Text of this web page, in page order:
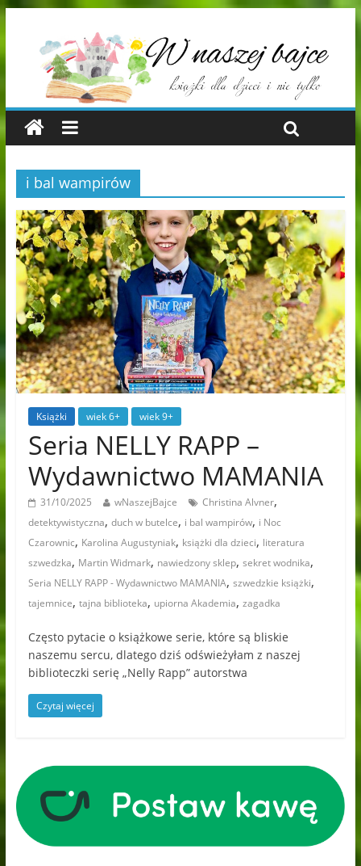
i bal wampirów
Książki wiek 6+ wiek 9+
Seria NELLY RAPP –
Wydawnictwo MAMANIA
31/10/2025 wNaszejBajce Christina Alvner,
detektywistyczna, duch w butelce, i bal wampirów, i Noc
Czarownic, Karolina Augustyniak, książki dla dzieci, literatura
szwedzka, Martin Widmark, nawiedzony sklep, sekret wodnika,
Seria NELLY RAPP - Wydawnictwo MAMANIA, szwedzkie książki,
tajemnice, tajna biblioteka, upiorna Akademia, zagadka
Często pytacie o książkowe serie, które są bliskie
naszemu sercu, dlatego dziś odświeżyłam z naszej
biblioteczki serię „Nelly Rapp” autorstwa
Czytaj więcej